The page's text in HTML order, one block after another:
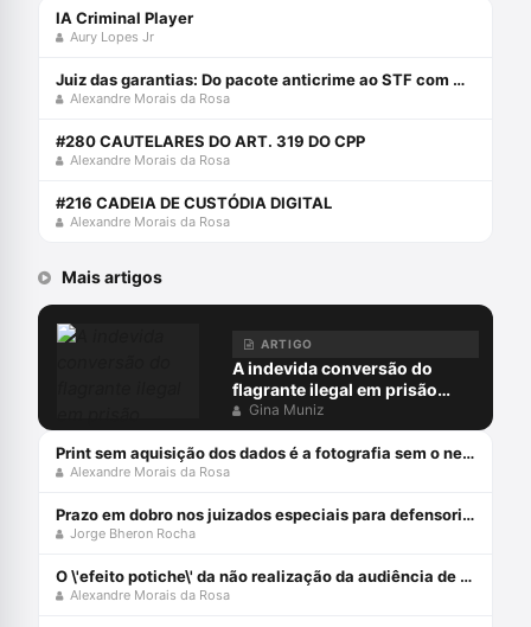
IA Criminal Player
Aury Lopes Jr
Juiz das garantias: Do pacote anticrime ao STF com Alexandre Morais da Rosa e Jacinto Coutinho
Alexandre Morais da Rosa
#280 CAUTELARES DO ART. 319 DO CPP
Alexandre Morais da Rosa
#216 CADEIA DE CUSTÓDIA DIGITAL
Alexandre Morais da Rosa
Mais artigos
ARTIGO
A indevida conversão do
flagrante ilegal em prisão
preventiva
Gina Muniz
Print sem aquisição dos dados é a fotografia sem o negativo
Alexandre Morais da Rosa
Prazo em dobro nos juizados especiais para defensorias públicas
Jorge Bheron Rocha
O \'efeito potiche\' da não realização da audiência de custódia
Alexandre Morais da Rosa